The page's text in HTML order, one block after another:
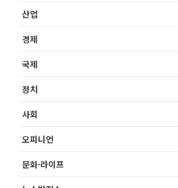
산업
경제
국제
정치
사회
오피니언
문화·라이프